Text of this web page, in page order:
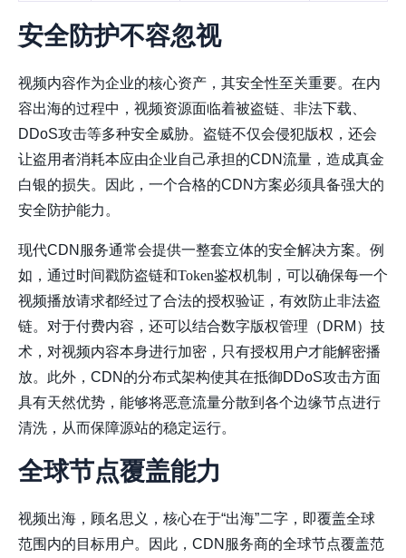
安全防护不容忽视
视频内容作为企业的核心资产，其安全性至关重要。在内
容出海的过程中，视频资源面临着被盗链、非法下载、
DDoS攻击等多种安全威胁。盗链不仅会侵犯版权，还会
让盗用者消耗本应由企业自己承担的CDN流量，造成真金
白银的损失。因此，一个合格的CDN方案必须具备强大的
安全防护能力。
现代CDN服务通常会提供一整套立体的安全解决方案。例
如，通过时间戳防盗链和Token鉴权机制，可以确保每一个
视频播放请求都经过了合法的授权验证，有效防止非法盗
链。对于付费内容，还可以结合数字版权管理（DRM）技
术，对视频内容本身进行加密，只有授权用户才能解密播
放。此外，CDN的分布式架构使其在抵御DDoS攻击方面
具有天然优势，能够将恶意流量分散到各个边缘节点进行
清洗，从而保障源站的稳定运行。
全球节点覆盖能力
视频出海，顾名思义，核心在于“出海”二字，即覆盖全球
范围内的目标用户。因此，CDN服务商的全球节点覆盖范